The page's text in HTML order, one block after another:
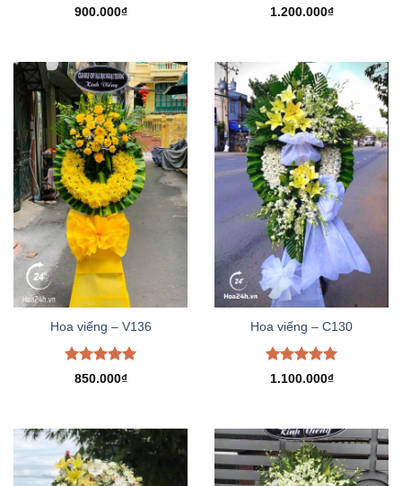
Được xếp
900.000₫
Được xếp
1.200.000₫
Hoa viếng – V136
Được xếp
850.000₫
Hoa viếng – C130
Được xếp
1.100.000₫